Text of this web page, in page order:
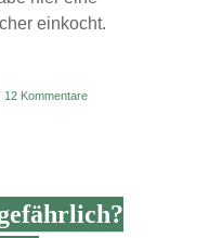
einkocht.
12 Kommentare